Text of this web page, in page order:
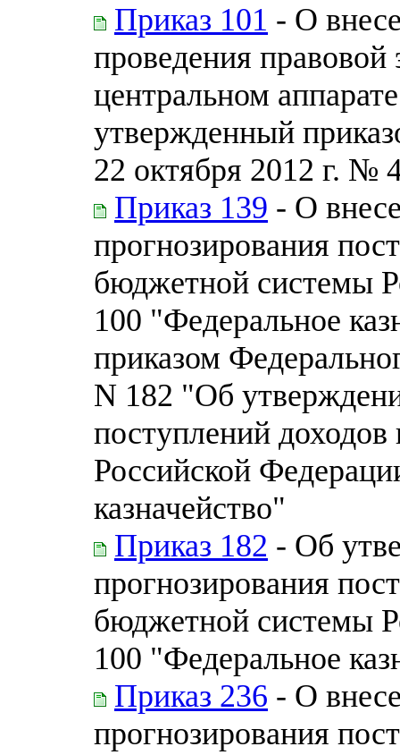
Приказ 101 - О
проведения правовой
центральном
утвержденный
22 октября 2012 г. №
Приказ 139 - О
прогнозирования
бюджетной системы
100 "Федеральное
приказом
N 182 "Об
поступлений
Российской
казначейство"
Приказ 182 - Об
прогнозирования
бюджетной системы
100 "Федеральное
Приказ 236 - О
прогнозирования